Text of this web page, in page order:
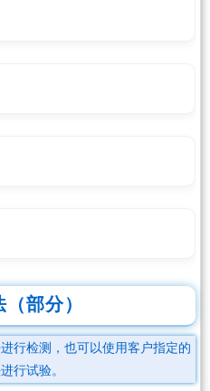
部分）
进行检测，也可以使用客户指定的
行试验。